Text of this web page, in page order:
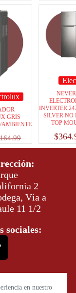
en nuestro
GRIS
AMBIENTE
164.99
INVERTER
SILVER NO
TOP
$
2
Vía a
11 1/2
sociales: